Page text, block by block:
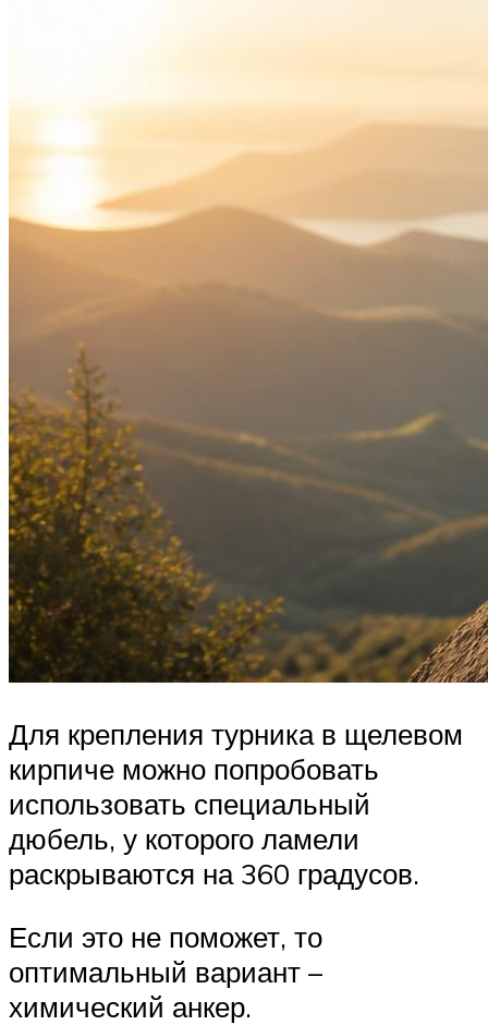
Для крепления турника в щелевом
кирпиче можно попробовать
использовать специальный
дюбель, у которого ламели
раскрываются на 360 градусов.
Если это не поможет, то
оптимальный вариант –
химический анкер.